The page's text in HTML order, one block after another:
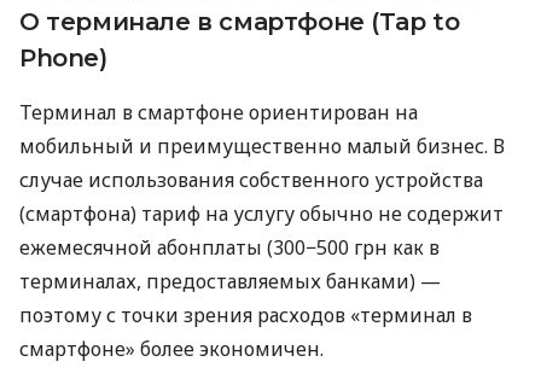
О терминале в смартфоне (Tap to
Phone)
Терминал в смартфоне ориентирован на
мобильный и преимущественно малый бизнес. В
случае использования собственного устройства
(смартфона) тариф на услугу обычно не содержит
ежемесячной абонплаты (300−500 грн как в
терминалах, предоставляемых банками) —
поэтому с точки зрения расходов «терминал в
смартфоне» более экономичен.